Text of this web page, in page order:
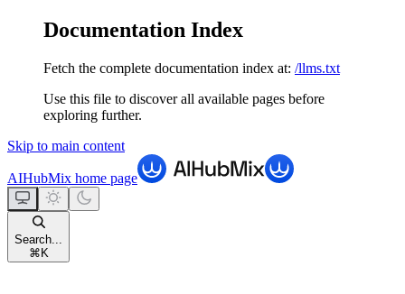
Documentation Index
Fetch the complete documentation index at: /llms.txt
Use this file to discover all available pages before
exploring further.
Skip to main content
AIHubMix home page
Search...
⌘ K